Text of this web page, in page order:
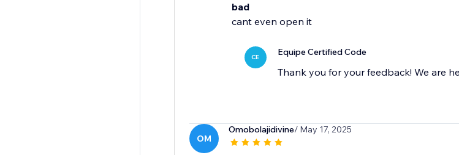
bad
cant even open it
CE Equipe Certified Code
Thank you for your feedback! We are
OM
Omobolajidivine/ May 17, 2025